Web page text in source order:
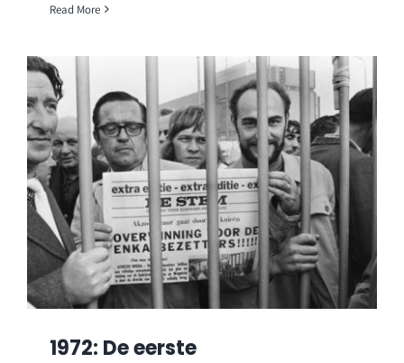
Read More
1972: De eerste